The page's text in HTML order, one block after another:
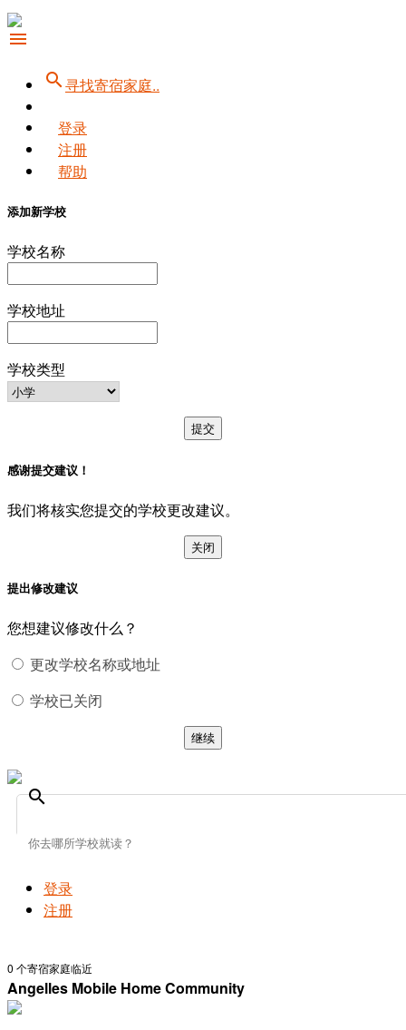
menu
search寻找寄宿家庭..
登录
注册
帮助
添加新学校
学校名称
学校地址
学校类型
提交
感谢提交建议！
我们将核实您提交的学校更改建议。
关闭
提出修改建议
您想建议修改什么？
更改学校名称或地址
学校已关闭
继续
search
登录
注册
0 个寄宿家庭临近
Angelles Mobile Home Community